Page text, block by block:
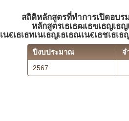
สถิติหลักสูตรที่ทำการเปิดอบ
หลักสูตรเธเธฒเธฃเธญเธญเ
เน€เธเธทเนเธญเธเธณเน€เธชเธเธญ
ปีงบประมาณ จ
2567